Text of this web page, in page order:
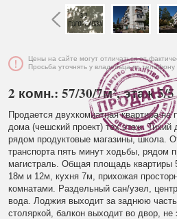
Цены на сайте могут отличаться от
Просьба уточнять у владельца по телефону
2 комн.: 57/30/7м², этаж 5/5
Продается двухкомнатная квартира на
дома (чешский проект) тех.этаж. Тихий
рядом продуктовые магазины, школа.
транспорта пять минут ходьбы, рядом
магистраль. Общая площадь квартиры
18м и 12м, кухня 7м, прихожая
комнатами. Раздельный сан/узел,
вода. Лоджия выходит за заднюю
столяркой, балкон выходит во двор, не